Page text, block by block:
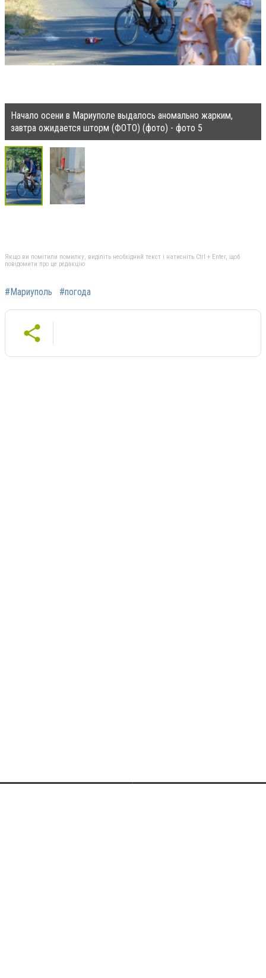
Начало осени в Мариуполе выдалось аномально жарким,
завтра ожидается шторм (ФОТО) (фото) - фото 5
Якщо ви помітили помилку, виділіть необхідний текст і натисніть Ctrl + Enter, щоб
повідомити про це редакцію
#Мариуполь #погода